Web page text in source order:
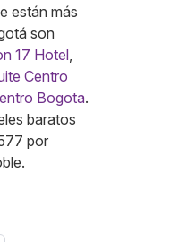
están más
son
17 Hotel,
Centro
Bogota.
baratos
por